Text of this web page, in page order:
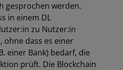
gesprochen werden.
in einem DL
zu Nutzer:in
dass es einer
einer Bank) bedarf, die
prüft. Die Blockchain